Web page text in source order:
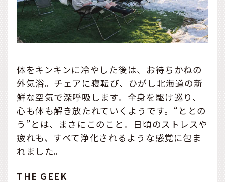
体をキンキンに冷やした後は、お待ちかねの
外気浴。チェアに寝転び、ひがし北海道の新
鮮な空気で深呼吸します。全身を駆け巡り、
心も体も解き放たれていくようです。“ととの
う”とは、まさにこのこと。日頃のストレスや
疲れも、すべて浄化されるような感覚に包ま
れました。
THE GEEK